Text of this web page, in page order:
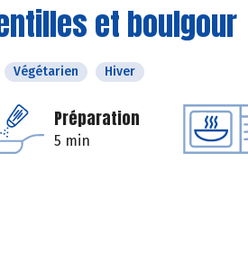
et boulgour
Végétarien Hiver
Préparation
5 min